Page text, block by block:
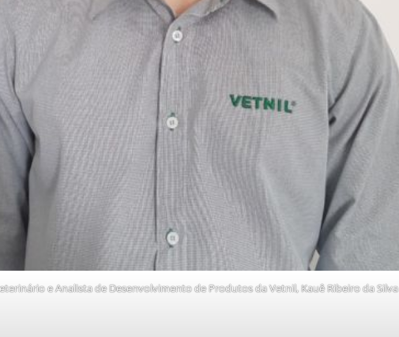
e Analista de Desenvolvimento de Produtos da Vetnil, Kauê Ribeiro da Silva